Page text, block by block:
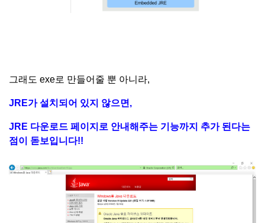
그래도 exe로 만들어줄 뿐 아니라,
JRE가 설치되어 있지 않으면,
JRE 다운로드 페이지로 안내해주는 기능까지 추가 된다는
점이 돋보입니다!!